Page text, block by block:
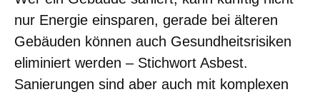
nur Energie einsparen, gerade bei älteren
Gebäuden können auch Gesundheitsrisiken
eliminiert werden – Stichwort Asbest.
Sanierungen sind aber auch mit komplexen